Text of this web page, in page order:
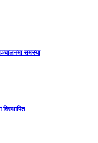
समस्या
विस्थापित